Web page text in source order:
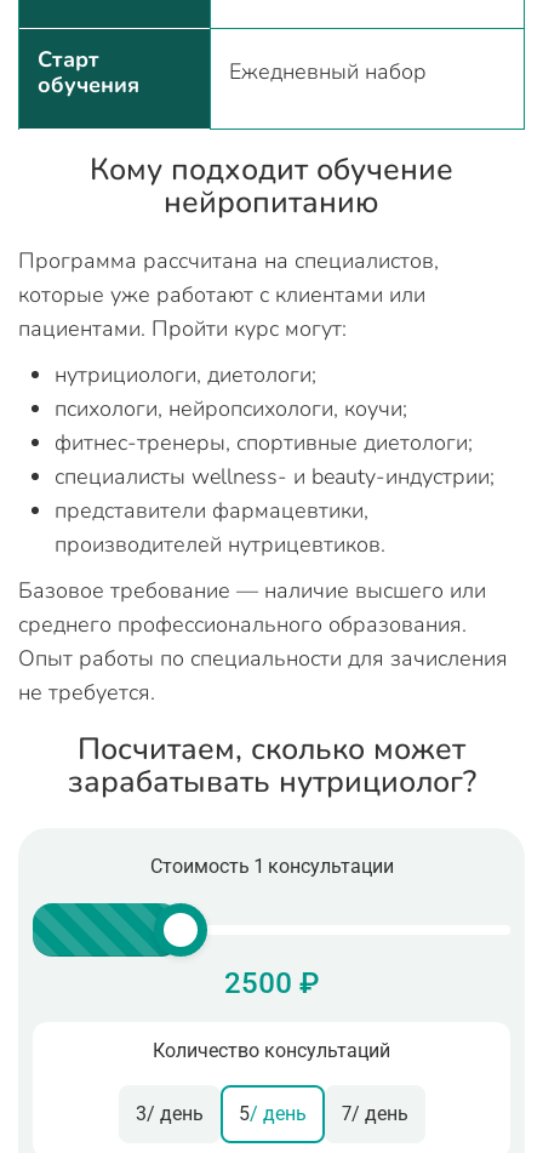
Старт
обучения
Ежедневный набор
Кому подходит обучение
нейропитанию
Программа рассчитана на специалистов,
которые уже работают с клиентами или
пациентами. Пройти курс могут:
нутрициологи, диетологи;
психологи, нейропсихологи, коучи;
фитнес-тренеры, спортивные диетологи;
специалисты wellness- и beauty-индустрии;
представители фармацевтики,
производителей нутрицевтиков.
Базовое требование — наличие высшего или
среднего профессионального образования.
Опыт работы по специальности для зачисления
не требуется.
Посчитаем, сколько может
зарабатывать нутрициолог?
Стоимость 1 консультации
2500 ₽
Количество консультаций
3/ день 5/ день 7/ день